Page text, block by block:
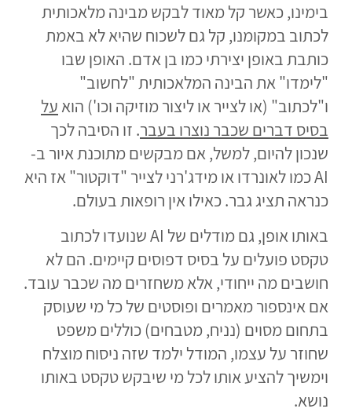
בימינו, כאשר קל מאוד לבקש מבינה מלאכותית
לכתוב במקומנו, קל גם לשכוח שהיא לא באמת
כותבת באופן יצירתי כמו בן אדם. האופן שבו
"לימדו" את הבינה המלאכותית "לחשוב"
ו"לכתוב" (או לצייר או ליצור מוזיקה וכו') הוא על
בסיס דברים שכבר נוצרו בעבר. זו הסיבה לכך
שנכון להיום, למשל, אם מבקשים מתוכנת איור ב-
AI כמו לאונרדו או מידג'רני לצייר "דוקטור" אז היא
כנראה תציג גבר. כאילו אין רופאות בעולם.
באותו אופן, גם מודלים של AI שנועדו לכתוב
טקסט פועלים על בסיס דפוסים קיימים. הם לא
חושבים מה ייחודי, אלא משחזרים מה שכבר עובד.
אם אינספור מאמרים ופוסטים של כל מי שעוסק
בתחום מסוים (נניח, מטבחים) כוללים משפט
שחוזר על עצמו, המודל ילמד שזה ניסוח מוצלח
וימשיך להציע אותו לכל מי שיבקש טקסט באותו
נושא.